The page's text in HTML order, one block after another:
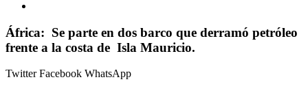
África: Se parte en dos barco que derramó petróleo
frente a la costa de Isla Mauricio.
TwitterFacebook WhatsApp